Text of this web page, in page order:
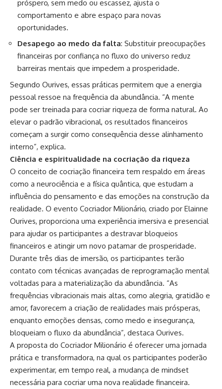
próspero, sem medo ou escassez, ajusta o
comportamento e abre espaço para novas
oportunidades.
Desapego ao medo da falta: Substituir preocupações
financeiras por confiança no fluxo do universo reduz
barreiras mentais que impedem a prosperidade.
Segundo Ourives, essas práticas permitem que a energia
pessoal ressoe na frequência da abundância. “A mente
pode ser treinada para cocriar riqueza de forma natural. Ao
elevar o padrão vibracional, os resultados financeiros
começam a surgir como consequência desse alinhamento
interno”, explica.
Ciência e espiritualidade na cocriação da riqueza
O conceito de cocriação financeira tem respaldo em áreas
como a neurociência e a física quântica, que estudam a
influência do pensamento e das emoções na construção da
realidade. O evento Cocriador Milionário, criado por Elainne
Ourives, proporciona uma experiência imersiva e presencial
para ajudar os participantes a destravar bloqueios
financeiros e atingir um novo patamar de prosperidade.
Durante três dias de imersão, os participantes terão
contato com técnicas avançadas de reprogramação mental
voltadas para a materialização da abundância. “As
frequências vibracionais mais altas, como alegria, gratidão e
amor, favorecem a criação de realidades mais prósperas,
enquanto emoções densas, como medo e insegurança,
bloqueiam o fluxo da abundância”, destaca Ourives.
A proposta do Cocriador Milionário é oferecer uma jornada
prática e transformadora, na qual os participantes poderão
experimentar, em tempo real, a mudança de mindset
necessária para cocriar uma nova realidade financeira.